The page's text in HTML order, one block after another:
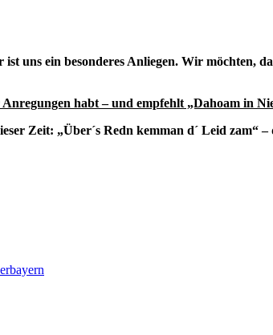
uns ein besonderes Anliegen. Wir
habt – und empfehlt „Dahoam in
Zeit: „Über´s Redn kemman d´ Leid